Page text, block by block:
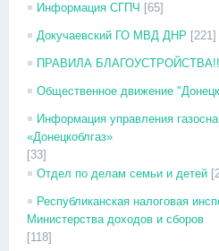
Информация СГПЧ [65]
Докучаевский ГО МВД ДНР [221]
ПРАВИЛА
Общественное движение
Информация управления
«Донецкоблгаз»
[33]
Отдел по делам семьи и детей
Республиканская налоговая
Министерства доходов и сборов
[118]